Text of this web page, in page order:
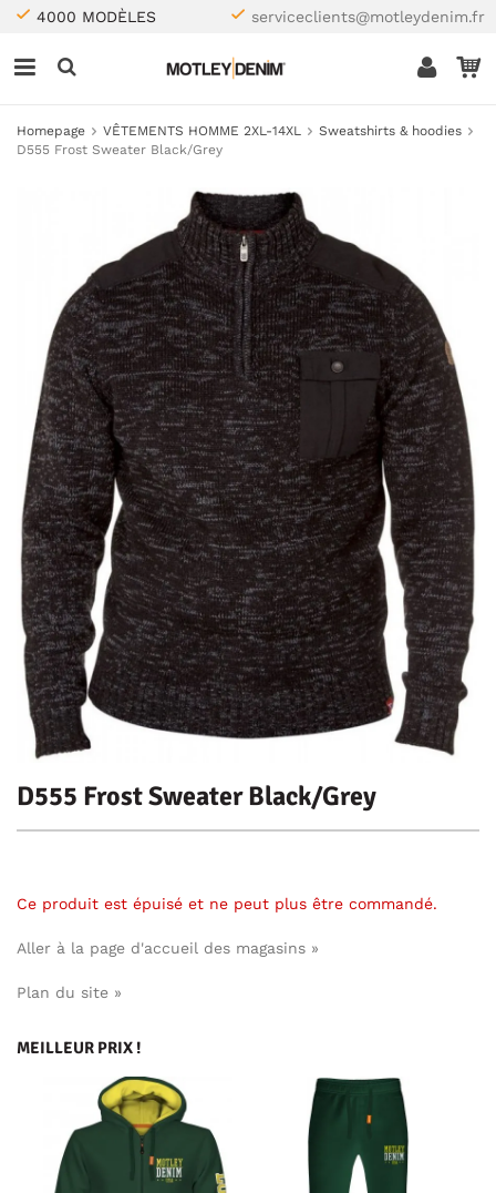
4000 MODÈLES serviceclients@motleydenim.fr
Homepage VÊTEMENTS HOMME 2XL-14XL
Sweatshirts & hoodies
D555 Frost Sweater Black/Grey
D555 Frost Sweater Black/Grey
Ce produit est épuisé et ne peut plus être commandé.
Aller à la page d'accueil des magasins »
Plan du site »
MEILLEUR PRIX !